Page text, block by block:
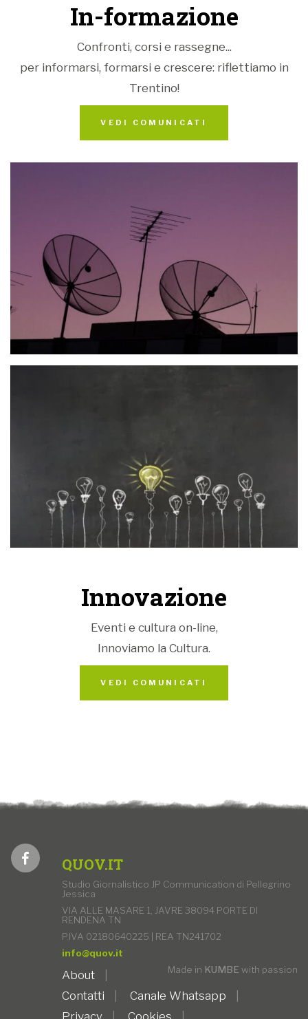
In-formazione
Confronti, corsi e rassegne...
per informarsi, formarsi e crescere: riflettiamo in
Trentino!
VEDI COMUNICATI
Innovazione
Eventi e cultura on-line,
Innoviamo la Cultura.
VEDI COMUNICATI
QUOV.IT
Studio Giornalistico JP Communication di Pellegrino
Jessica
VIA ALLE MASARE 1, JAVRE 38094 PORTE DI
RENDENA TN
P.IVA 02180640225 | REA TN241702
info@quov.it
Made in KUMBE with passion
About
Contatti
Canale Whatsapp
Privacy
Cookies